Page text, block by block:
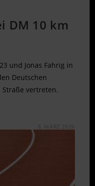
DM 10 km
und Jonas Fahrig in
Deutschen
vertreten.